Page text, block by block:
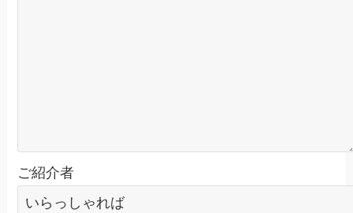
ご紹介者